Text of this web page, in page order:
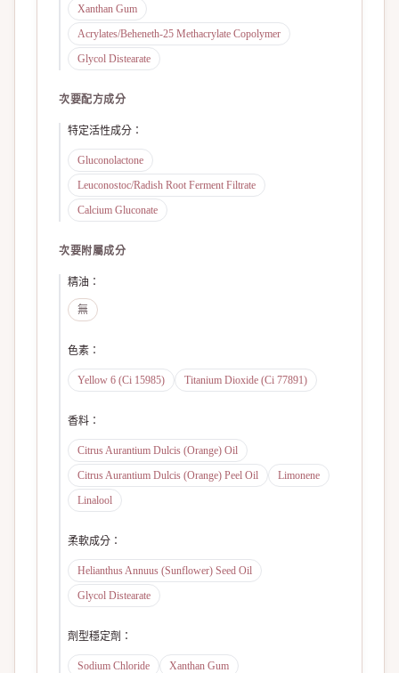
Xanthan Gum
Acrylates/Beheneth-25 Methacrylate Copolymer
Glycol Distearate
次要配方成分
特定活性成分 ：
Gluconolactone
Leuconostoc/Radish Root Ferment Filtrate
Calcium Gluconate
次要附屬成分
精油 ：
無
色素 ：
Yellow 6 (Ci 15985) Titanium Dioxide (Ci 77891)
香料 ：
Citrus Aurantium Dulcis (Orange) Oil
Citrus Aurantium Dulcis (Orange) Peel Oil
Limonene
Linalool
柔軟成分 ：
Helianthus Annuus (Sunflower) Seed Oil
Glycol Distearate
劑型穩定劑 ：
Sodium Chloride Xanthan Gum